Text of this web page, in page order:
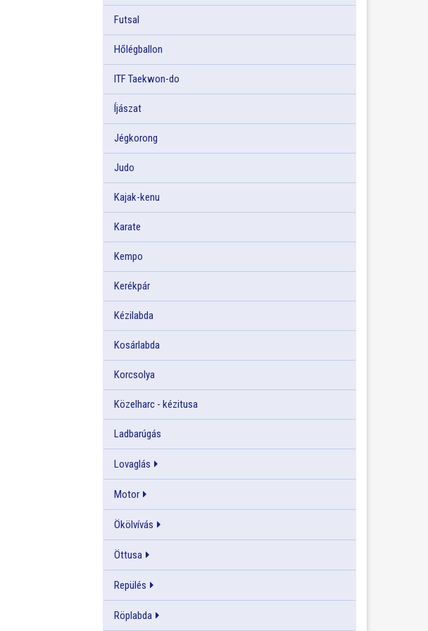
Futsal
Hőlégballon
ITF Taekwon-do
Íjászat
Jégkorong
Judo
Kajak-kenu
Karate
Kempo
Kerékpár
Kézilabda
Kosárlabda
Korcsolya
Közelharc - kézitusa
Ladbarúgás
Lovaglás
Motor
Ökölvívás
Öttusa
Repülés
Röplabda